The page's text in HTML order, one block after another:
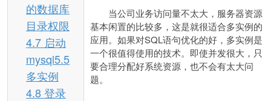
的数据库
目录权限
4.7 启动
mysql5.5
多实例
4.8 登录
当公司业务访问量不太大，服务器资源
基本闲置的比较多，这是就很适合多实例的
应用。如果对SQL语句优化的好，多实例是
一个很值得使用的技术。即使并发很大，只
要合理分配好系统资源，也不会有太大问
题。